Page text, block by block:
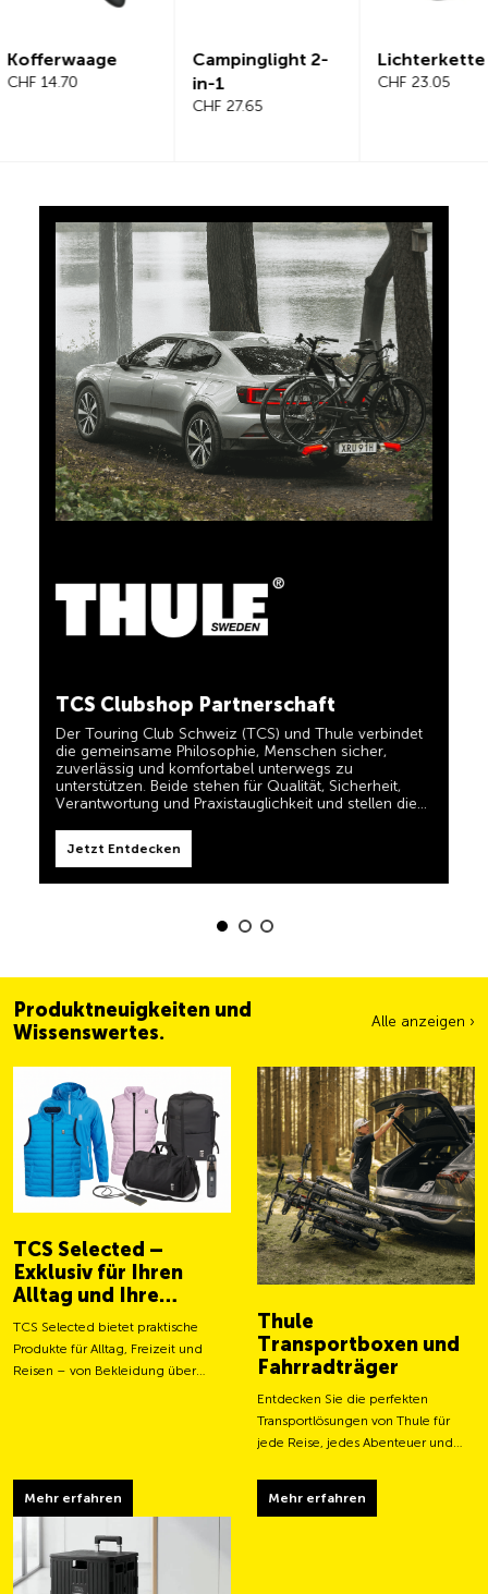
Campinglight 2-
in-1
Lichterkette LED
CHF 23.05
Beeline
die gemeinsame Philosophie, Menschen sicher,
zuverlässig und komfortabel unterwegs zu
unterstützen. Beide stehen für Qualität, Sicherheit,
Verantwortung und Praxistauglichkeit und stellen die
Bedürfnisse von Reisenden und aktiven Familien in den
Mittelpunkt.
Jetzt Entdecken
5% Cashback
Mastercard® und Sie erhalten automatisch 5% als
Cashback zurück erstattet. Die TCS Member
Mastercard ist TCS Mitglieds-, Bezahl- und Sparkarte
in einem und für TCS-Mitglieder dauerhaft kostenlos.
TCS immer an meiner Seite
Produkte erfüllen und Ihnen zuverlässige, nützliche
Helfer sein, wenn Sie unterwegs sind. Sie erkennen
diese Produkte im Shop einfach am Label 'Always by
my side'.
Jetzt Entdecken
Produktneuigkeiten und
Wissenswertes.
Alle anzeigen ›
TCS Selected –
Exklusiv für Ihren
Alltag und Ihre
Abenteuer
TCS Selected bietet praktische
Produkte für Alltag, Freizeit und
Reisen – von Bekleidung über
Mehr erfahren
Thule
Transportboxen und
Fahrradträger
Entdecken Sie die perfekten
Transportlösungen von Thule für
jede Reise, jedes Abenteuer und
Mehr erfahren